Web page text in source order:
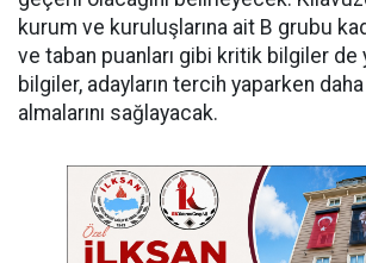
kurum ve kuruluşlarına ait B grubu
ve taban puanları gibi kritik bilgiler de
bilgiler, adayların tercih yaparken
almalarını sağlayacak.